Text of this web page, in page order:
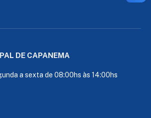
DE CAPANEMA
a sexta de 08:00hs às 14:00hs